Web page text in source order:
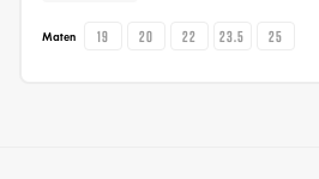
Maten 19 20 22 23.5 25